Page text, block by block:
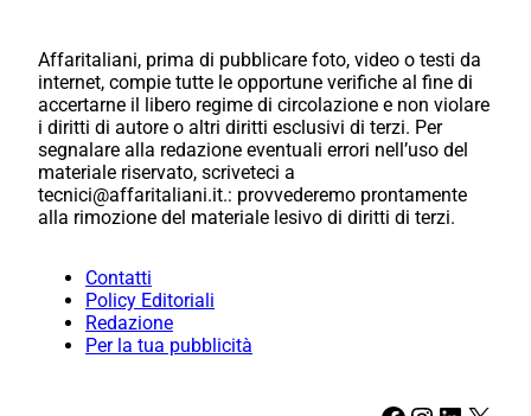
Affaritaliani, prima di pubblicare foto, video o testi da
internet, compie tutte le opportune verifiche al fine di
accertarne il libero regime di circolazione e non violare
i diritti di autore o altri diritti esclusivi di terzi. Per
segnalare alla redazione eventuali errori nell’uso del
materiale riservato, scriveteci a
tecnici@affaritaliani.it.: provvederemo prontamente
alla rimozione del materiale lesivo di diritti di terzi.
Contatti
Policy Editoriali
Redazione
Per la tua pubblicità